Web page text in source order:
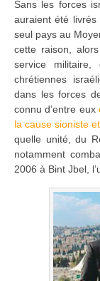
Sans les forces
auraient été livrés
seul pays au
cette raison,
service
chrétiennes
dans les forces
connu d’entre eux
la cause sioniste
quelle unité, du
notamment
2006 à Bint Jbel,